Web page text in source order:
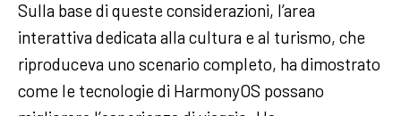
Sulla base di queste considerazioni, l’area
interattiva dedicata alla cultura e al turismo, che
riproduceva uno scenario completo, ha dimostrato
come le tecnologie di HarmonyOS possano